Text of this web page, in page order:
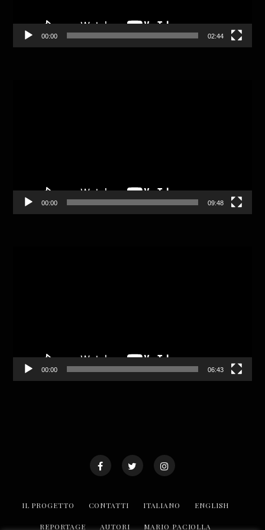
00:00 02:44
00:00 09:48
00:00 06:43
IL PROGETTO CONTATTI ITALIANO ENGLISH
REPORTAGE AUTORI MARIO PACIOLLA